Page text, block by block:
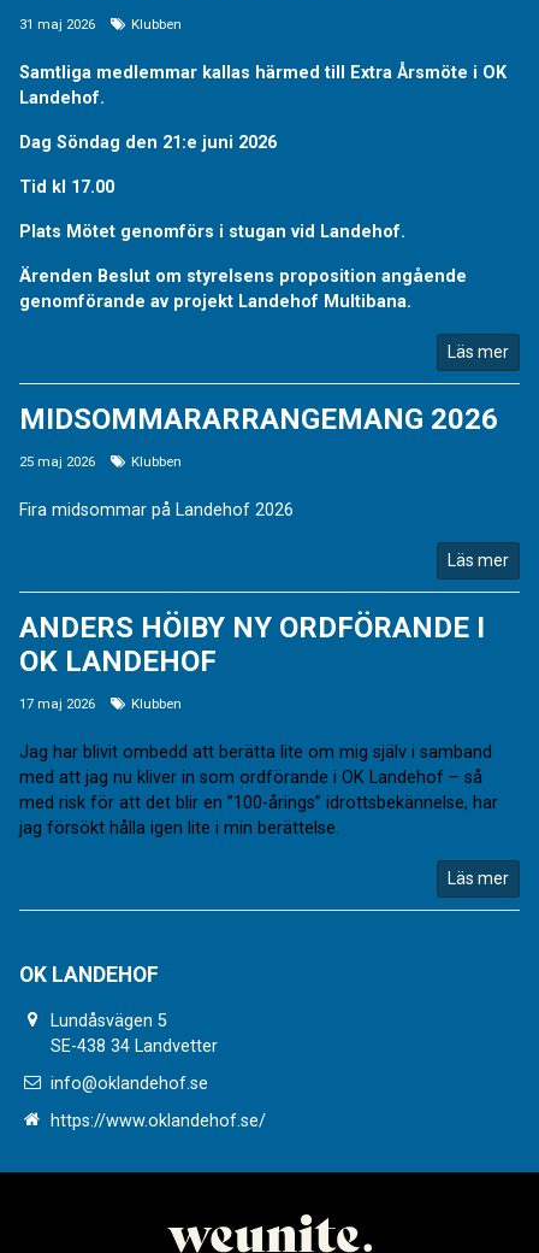
31 maj 2026 Klubben
Samtliga medlemmar kallas härmed till Extra Årsmöte i OK
Landehof.
Dag Söndag den 21:e juni 2026
Tid kl 17.00
Plats Mötet genomförs i stugan vid Landehof.
Ärenden Beslut om styrelsens proposition angående
genomförande av projekt Landehof Multibana.
Läs mer
MIDSOMMARARRANGEMANG 2026
25 maj 2026 Klubben
Fira midsommar på Landehof 2026
Läs mer
ANDERS HÖIBY NY ORDFÖRANDE I
OK LANDEHOF
17 maj 2026 Klubben
Jag har blivit ombedd att berätta lite om mig själv i samband
med att jag nu kliver in som ordförande i OK Landehof – så
med risk för att det blir en ”100-årings” idrottsbekännelse, har
jag försökt hålla igen lite i min berättelse.
Läs mer
OK LANDEHOF
Lundåsvägen 5
SE-438 34 Landvetter
info@oklandehof.se
https://www.oklandehof.se/